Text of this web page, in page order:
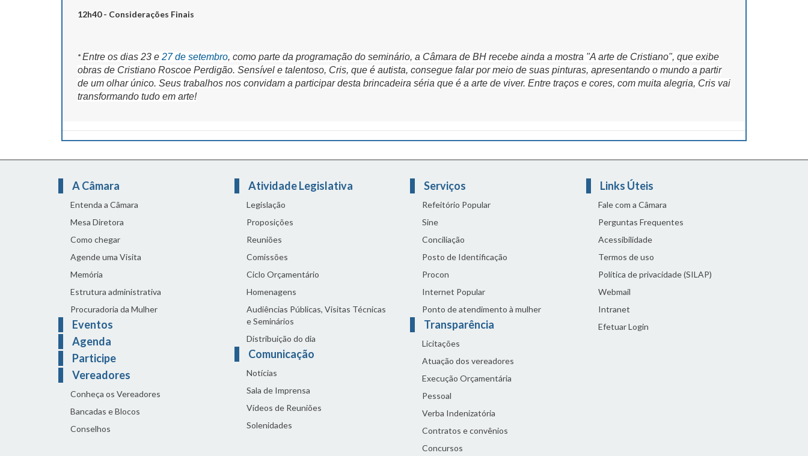
12h40 - Considerações Finais
*Entre os dias 23 e 27 de setembro, como parte da programação do seminário, a Câmara de BH recebe ainda a mostra "A arte de Cristiano", que exibe
obras de Cristiano Roscoe Perdigão. Sensível e talentoso, Cris, que é autista, consegue falar por meio de suas pinturas, apresentando o mundo a partir
de um olhar único. Seus trabalhos nos convidam a participar desta brincadeira séria que é a arte de viver. Entre traços e cores, com muita alegria, Cris vai
transformando tudo em arte!
A Câmara
Entenda a Câmara
Mesa Diretora
Como chegar
Agende uma Visita
Memória
Estrutura administrativa
Procuradoria da Mulher
Eventos
Agenda
Participe
Vereadores
Conheça os Vereadores
Bancadas e Blocos
Conselhos
Atividade Legislativa
Legislação
Proposições
Reuniões
Comissões
Ciclo Orçamentário
Homenagens
Audiências Públicas, Visitas Técnicas
e Seminários
Distribuição do dia
Comunicação
Notícias
Sala de Imprensa
Vídeos de Reuniões
Solenidades
Serviços
Refeitório Popular
Sine
Conciliação
Posto de Identificação
Procon
Internet Popular
Ponto de atendimento à mulher
Transparência
Licitações
Atuação dos vereadores
Execução Orçamentária
Pessoal
Verba Indenizatória
Contratos e convênios
Concursos
Links Úteis
Fale com a Câmara
Perguntas Frequentes
Acessibilidade
Termos de uso
Política de privacidade (SILAP)
Webmail
Intranet
Efetuar Login